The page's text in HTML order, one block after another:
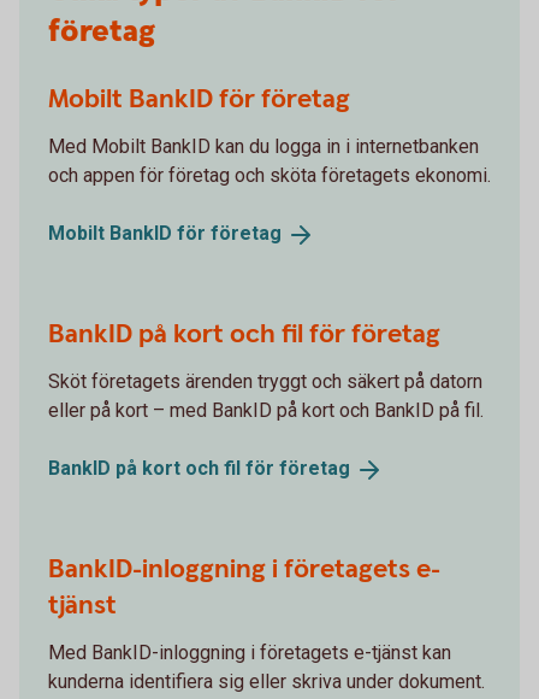
företag
Mobilt BankID för företag
Med Mobilt BankID kan du logga in i internetbanken
och appen för företag och sköta företagets ekonomi.
Mobilt BankID för företag
BankID på kort och fil för företag
Sköt företagets ärenden tryggt och säkert på datorn
eller på kort – med BankID på kort och BankID på fil.
BankID på kort och fil för företag
BankID-inloggning i företagets e-
tjänst
Med BankID-inloggning i företagets e-tjänst kan
kunderna identifiera sig eller skriva under dokument.